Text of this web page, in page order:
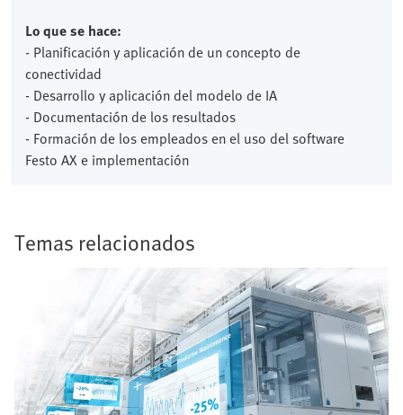
Lo que se hace:
- Planificación y aplicación de un concepto de
conectividad
- Desarrollo y aplicación del modelo de IA
- Documentación de los resultados
- Formación de los empleados en el uso del software
Festo AX e implementación
Temas relacionados